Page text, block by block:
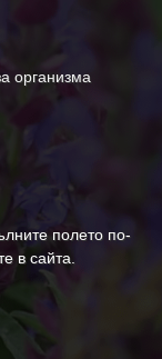
организма
полето по-
в сайта.